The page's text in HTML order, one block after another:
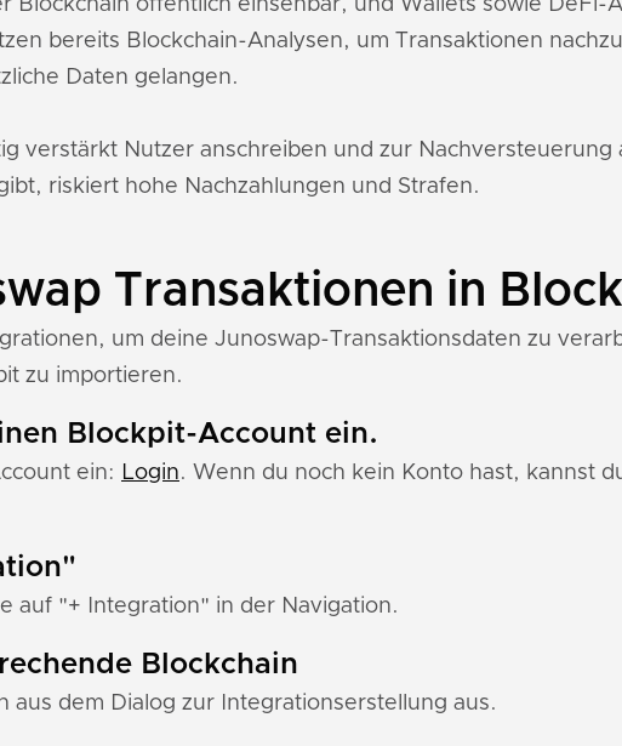
Blockchain öffentlich einsehbar, und Wallets sowie DeFi-
bereits Blockchain-Analysen, um Transaktionen
Daten gelangen.
verstärkt Nutzer anschreiben und zur
riskiert hohe Nachzahlungen und Strafen.
Transaktionen in
um deine Junoswap-Transaktionsdaten zu
zu importieren.
Blockpit-Account ein.
ein: Login. Wenn du noch kein Konto hast, kannst
auf "+ Integration" in der Navigation.
Blockchain
aus dem Dialog zur Integrationserstellung aus.